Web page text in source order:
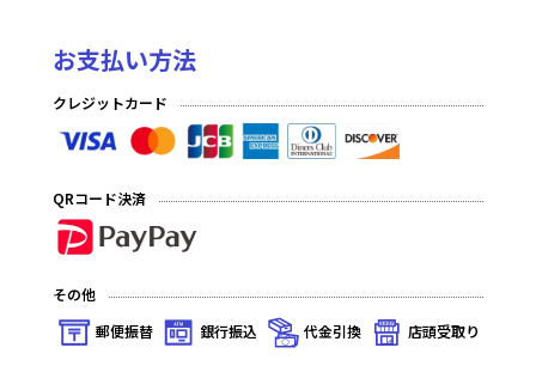
お支払い方法
クレジットカード
QRコード決済
その他
郵便振替
銀行振込 代金引換 店頭受取り